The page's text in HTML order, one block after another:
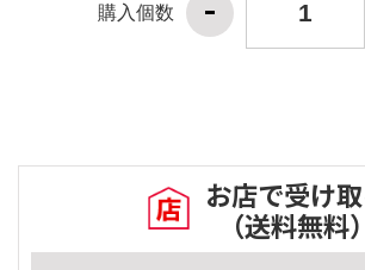
購入個数
お店で受け
（送料無料）